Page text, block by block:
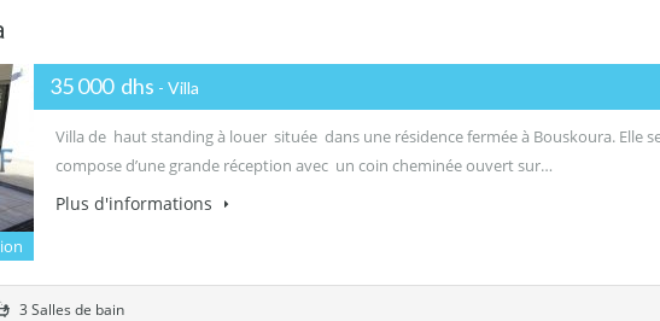
35 000 dhs - Villa
Villa de haut standing à louer située dans une résidence fermée à Bouskoura. Elle
compose d’une grande réception avec un coin cheminée ouvert sur…
Plus d'informations
3 Salles de bain